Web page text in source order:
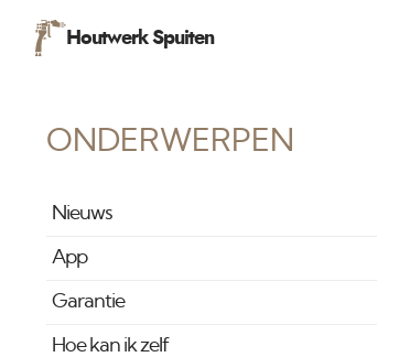
Houtwerk Spuiten
ONDERWERPEN
Nieuws
App
Garantie
Hoe kan ik zelf